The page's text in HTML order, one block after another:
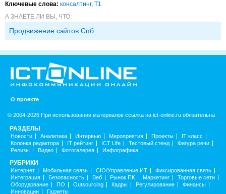
Ключевые слова: консалтинг, Т1
А ЗНАЕТЕ ЛИ ВЫ, ЧТО:
Продвижение сайтов Спб
О проекте
© 2004-2026 При использовании материалов ссылка на ict-online.ru обязательна
РАЗДЕЛЫ
Новости Аналитика Интервью Мероприятия Проекты
IT класс
Колонка редактора
IT рейтинг ICT Life Тестовый стенд
Фигура речи
Релизы
Видео Фотогалерея Инфографика
РУБРИКИ
Интернет Мобильная связь CIO/Управление ИТ
Фиксированная связь
Интеграция
Безопасность Веб Рынок ПК Маркетинг
Торговые сети
Оборудование
ПО Outsourcing Кадры Регулирование
Финансы
Инновации
Гаджеты